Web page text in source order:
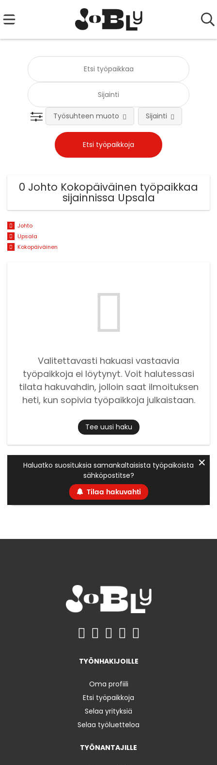
Työsuhteen muoto Sijainti
0 Johto Kokopäiväinen työpaikkaa
sijainnissa Upsala
Johto
Upsala
Kokopäiväinen
Valitettavasti hakuasi vastaavia
työpaikkoja ei löytynyt. Voit halutessasi
tilata hakuvahdin, jolloin saat ilmoituksen
heti, kun sopivia työpaikkoja julkaistaan.
Tee uusi haku
Haluatko suosituksia samankaltaisista työpaikoista
sähköpostitse?
Tilaa hakuvahti
✕
TYÖNHAKIJOILLE
Oma profiili
Etsi työpaikkoja
Selaa yrityksiä
Selaa työluetteloa
TYÖNANTAJILLE